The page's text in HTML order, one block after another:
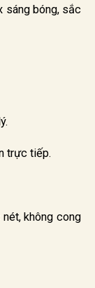
sáng bóng, sắc
trực tiếp.
không cong